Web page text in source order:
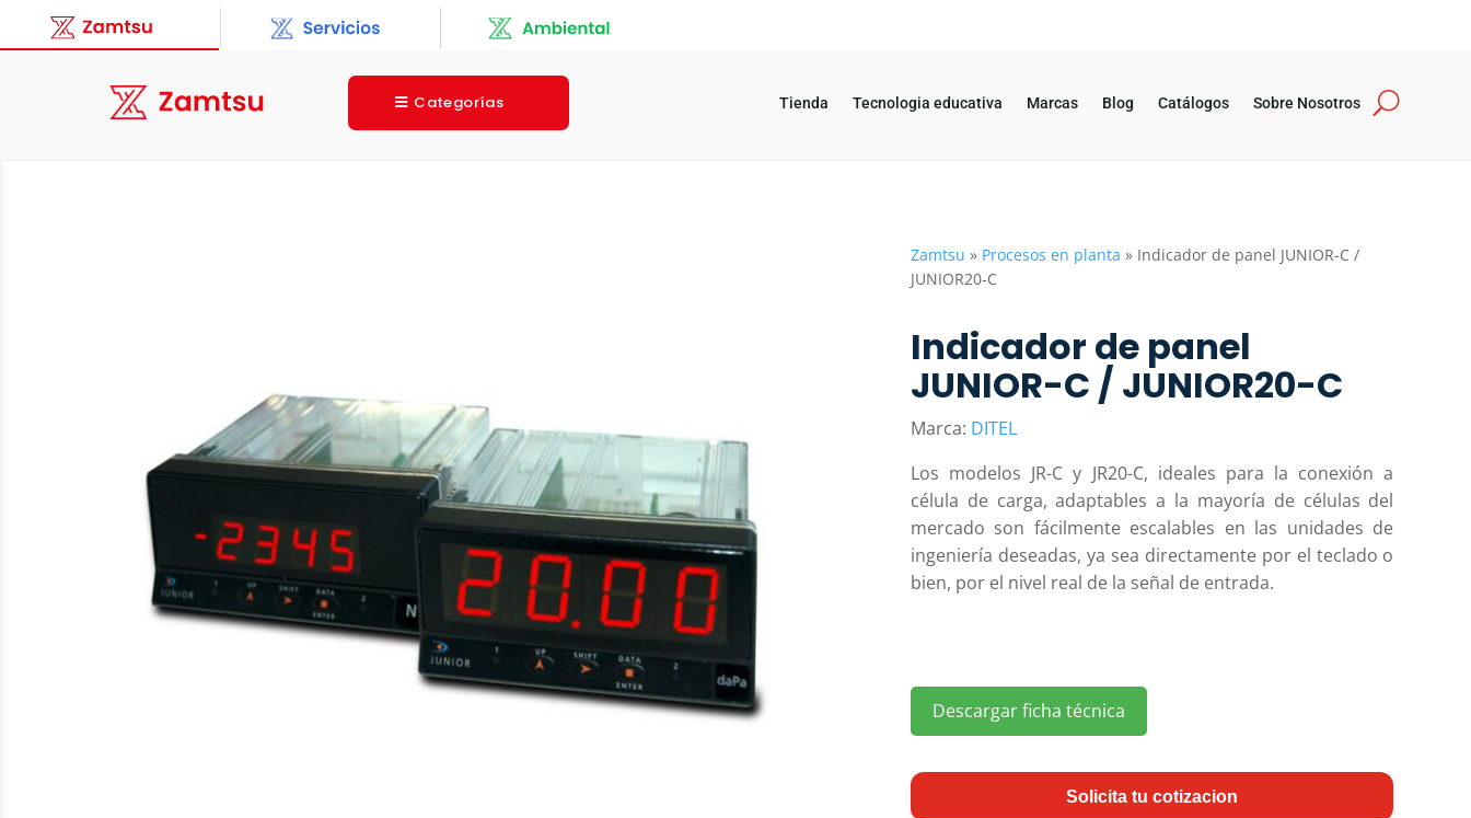
Categorías Tienda Tecnologia educativa Marcas Blog Catálogos Sobre Nosotros
Zamtsu » Procesos en planta » Indicador de panel JUNIOR-C /
JUNIOR20-C
Indicador de panel
JUNIOR-C / JUNIOR20-C
Marca: DITEL
Los modelos JR-C y JR20-C, ideales para la conexión a
célula de carga, adaptables a la mayoría de células del
mercado son fácilmente escalables en las unidades de
ingeniería deseadas, ya sea directamente por el teclado o
bien, por el nivel real de la señal de entrada.
Descargar ficha técnica
Solicita tu cotizacion